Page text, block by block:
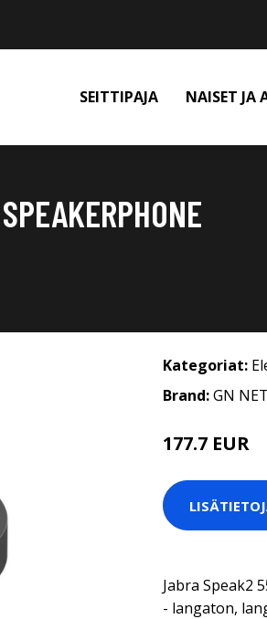
SEITTIPAJA NAISET JA
Kategoriat:
Brand:GN
177.7 EUR
Jabra Speak2
- langaton,